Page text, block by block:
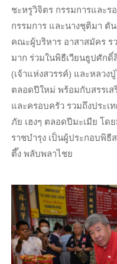
ชะหรูวิจิตร กรรมการและร
กรรมการ และนางชุติมา ตั
คณะผู้บริหาร อาสาสมัคร
มาก ร่วมในพิธีเวียนธูปศัก
(เจ้าแห่งสวรรค์) และหลว
ตลอดปีใหม่ พร้อมกับสรรเส
และครอบครัว รวมถึงประเ
ภัย เฮงๆ ตลอดปีมะเมีย โ
ราชบำรุง เป็นผู้ประกอบพิธี
ตึ๊ง พลับพลาไชย